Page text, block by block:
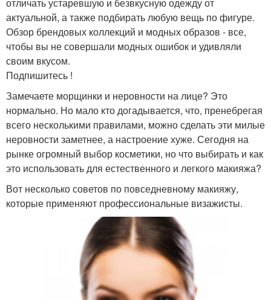
актуальной, а также подбирать любую вещь по фигуре.
Обзор брендовых коллекций и модных образов - все,
чтобы вы не совершали модных ошибок и удивляли
своим вкусом.
Подпишитесь !
Замечаете морщинки и неровности на лице? Это
нормально. Но мало кто догадывается, что, пренебрегая
всего несколькими правилами, можно сделать эти милые
неровности заметнее, а настроение хуже. Сегодня на
рынке огромный выбор косметики, но что выбирать и как
это использовать для естественного и легкого макияжа?
Вот несколько советов по повседневному макияжу,
которые применяют профессиональные визажисты.